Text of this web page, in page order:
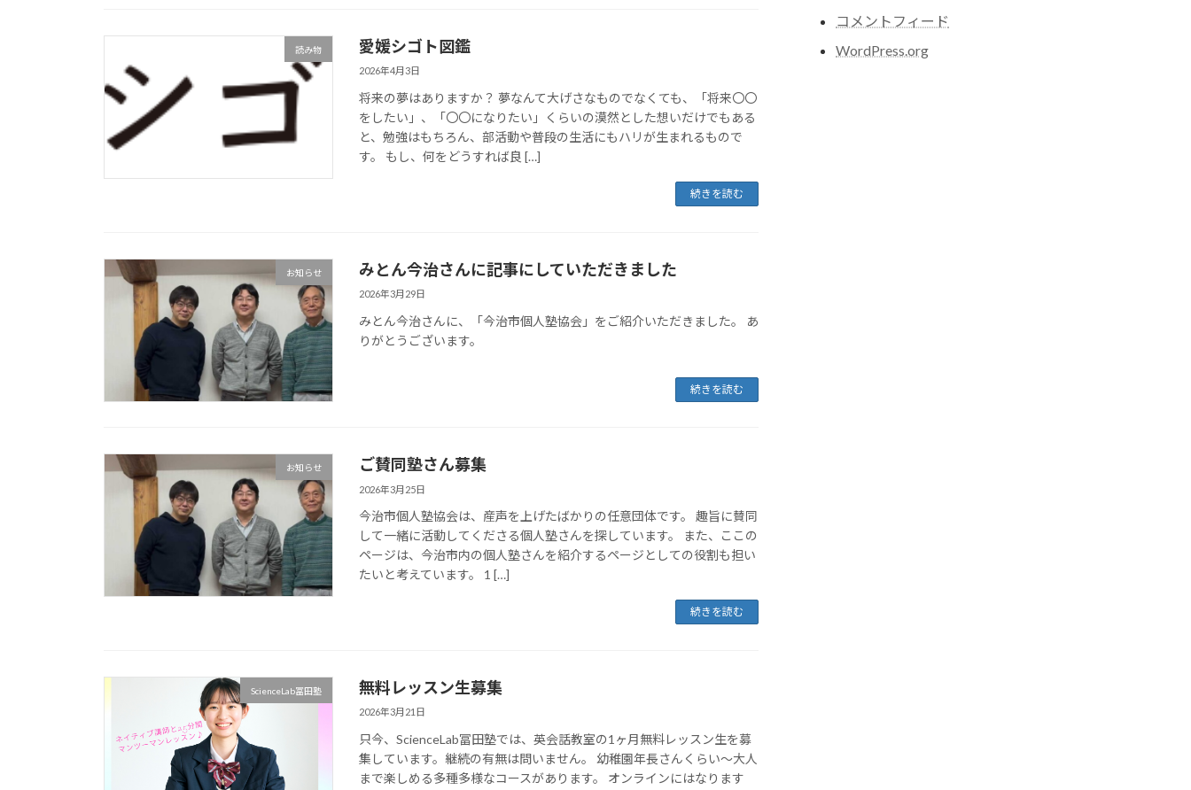
読み物 愛媛シゴト図鑑
2026年4月3日
将来の夢はありますか？ 夢なんて大げさなものでなくても、「将来〇〇
をしたい」、「〇〇になりたい」くらいの漠然とした想いだけでもある
と、勉強はもちろん、部活動や普段の生活にもハリが生まれるもので
す。 もし、何をどうすれば良 […]
続きを読む
お知らせ みとん今治さんに記事にしていただきました
2026年3月29日
みとん今治さんに、「今治市個人塾協会」をご紹介いただきました。 あ
りがとうございます。
続きを読む
お知らせ ご賛同塾さん募集
2026年3月25日
今治市個人塾協会は、産声を上げたばかりの任意団体です。 趣旨に賛同
して一緒に活動してくださる個人塾さんを探しています。 また、ここの
ページは、今治市内の個人塾さんを紹介するページとしての役割も担い
たいと考えています。 1 […]
続きを読む
ScienceLab冨田塾 無料レッスン生募集
2026年3月21日
只今、ScienceLab冨田塾では、英会話教室の1ヶ月無料レッスン生を募
集しています。継続の有無は問いません。 幼稚園年長さんくらい～大人
まで楽しめる多種多様なコースがあります。 オンラインにはなります
コメントフィード
WordPress.org